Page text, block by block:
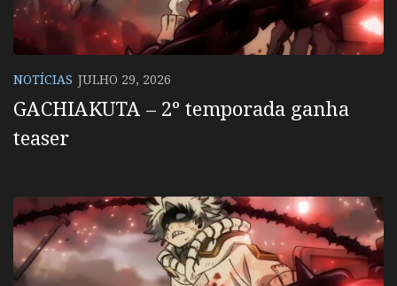
NOTÍCIAS JULHO 29, 2026
GACHIAKUTA – 2º temporada ganha
teaser